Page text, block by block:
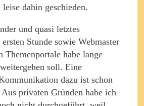
dahin geschieden.
und quasi letztes
Stunde sowie Webmaster
Themenportale habe lange
soll. Eine
dazu ist schon
privaten Gründen habe ich